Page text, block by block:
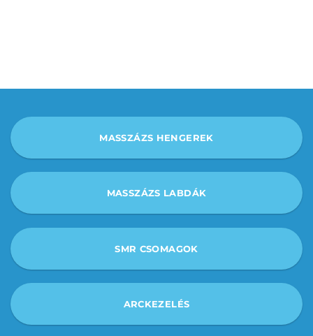
MASSZÁZS HENGEREK
MASSZÁZS LABDÁK
SMR CSOMAGOK
ARCKEZELÉS